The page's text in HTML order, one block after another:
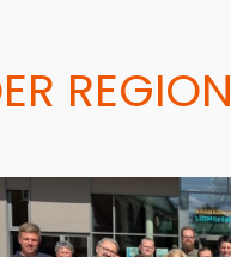
REGION